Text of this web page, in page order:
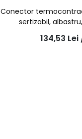
Conector
sertizabil,
7931200502 -
134,53 Lei